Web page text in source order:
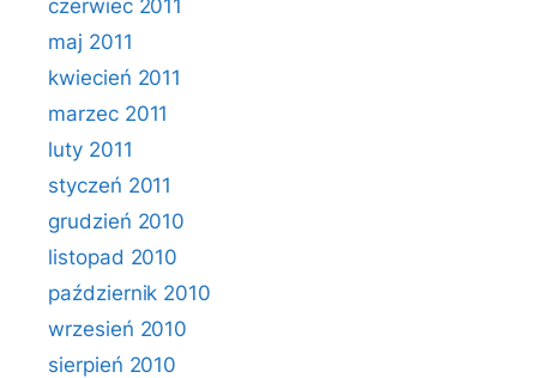
czerwiec 2011
maj 2011
kwiecień 2011
marzec 2011
luty 2011
styczeń 2011
grudzień 2010
listopad 2010
październik 2010
wrzesień 2010
sierpień 2010